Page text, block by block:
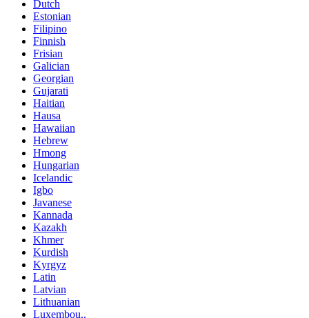
Dutch
Estonian
Filipino
Finnish
Frisian
Galician
Georgian
Gujarati
Haitian
Hausa
Hawaiian
Hebrew
Hmong
Hungarian
Icelandic
Igbo
Javanese
Kannada
Kazakh
Khmer
Kurdish
Kyrgyz
Latin
Latvian
Lithuanian
Luxembou..